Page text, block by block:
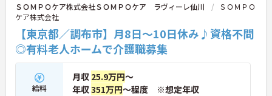
ＳＯＭＰＯケア株式会社ＳＯＭＰＯケア ラヴィーレ仙川
ＳＯＭＰＯ
ケア株式会社
【東京都／調布市】月8日～10日休み♪資格不問
◎有料老人ホームで介護職募集
給料
月収 25.9万円～
年収351万円～程度 ※想定年収